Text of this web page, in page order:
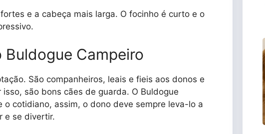
e a cabeça mais larga. O focinho é curto e o
Campeiro
São companheiros, leais e fieis aos donos e
são bons cães de guarda. O Buldogue
o cotidiano, assim, o dono deve sempre leva-lo a
e se divertir.